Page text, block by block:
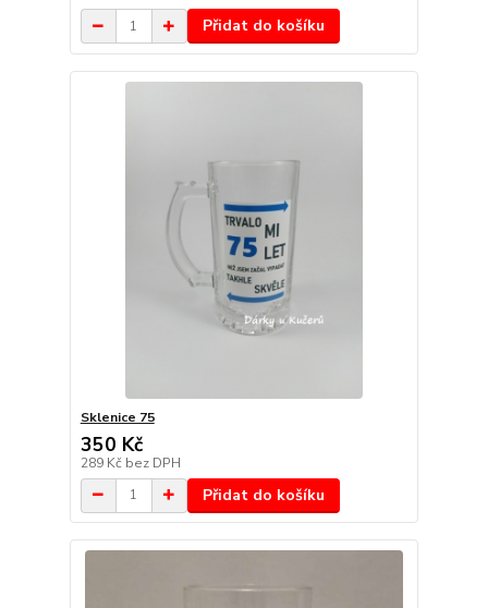
Přidat do košíku
Sklenice 75
350 Kč
289 Kč bez DPH
Přidat do košíku